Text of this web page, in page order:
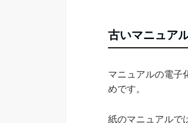
古いマニュア
マニュアルの電子
めです。
紙のマニュアルで